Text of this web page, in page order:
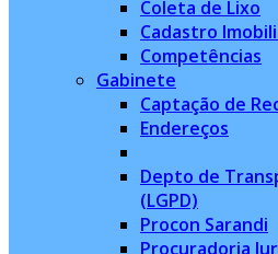
Coleta de Lixo
Cadastro
Competências
Gabinete
Captação de
Endereços
Depto de
(LGPD)
Procon Sarandi
Procuradoria